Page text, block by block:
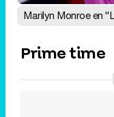
Marilyn Monroe en
Prime time